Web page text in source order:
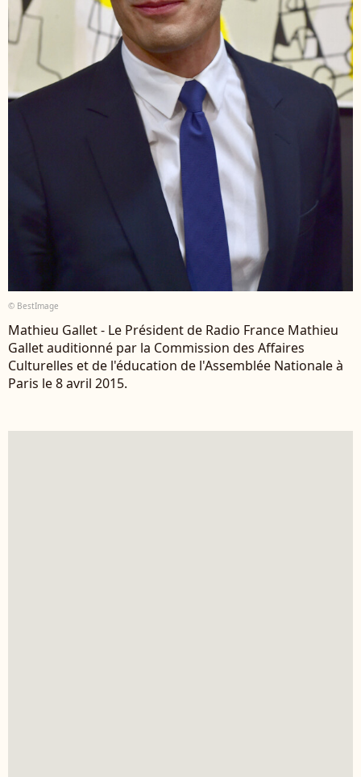
© BestImage
Mathieu Gallet - Le Président de Radio France Mathieu
Gallet auditionné par la Commission des Affaires
Culturelles et de l'éducation de l'Assemblée Nationale à
Paris le 8 avril 2015.